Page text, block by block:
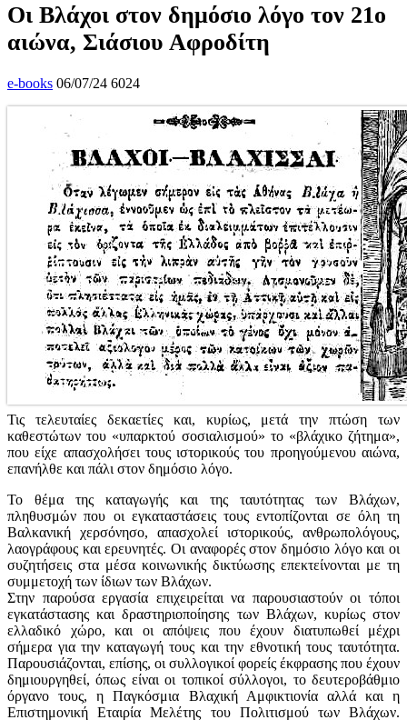
Οι Βλάχοι στον δημόσιο λόγο τον 21ο
αιώνα, Σιάσιου Αφροδίτη
e-books 06/07/24 6024
Τις τελευταίες δεκαετίες και, κυρίως, μετά την πτώση των
καθεστώτων του «υπαρκτού σοσιαλισμού» το «βλάχικο ζήτημα»,
που είχε απασχολήσει τους ιστορικούς του προηγούμενου αιώνα,
επανήλθε και πάλι στον δημόσιο λόγο.
Το θέμα της καταγωγής και της ταυτότητας των Βλάχων,
πληθυσμών που οι εγκαταστάσεις τους εντοπίζονται σε όλη τη
Βαλκανική χερσόνησο, απασχολεί ιστορικούς, ανθρωπολόγους,
λαογράφους και ερευνητές. Οι αναφορές στον δημόσιο λόγο και οι
συζητήσεις στα μέσα κοινωνικής δικτύωσης επεκτείνονται με τη
συμμετοχή των ίδιων των Βλάχων.
Στην παρούσα εργασία επιχειρείται να παρουσιαστούν οι τόποι
εγκατάστασης και δραστηριοποίησης των Βλάχων, κυρίως στον
ελλαδικό χώρο, και οι απόψεις που έχουν διατυπωθεί μέχρι
σήμερα για την καταγωγή τους και την εθνοτική τους ταυτότητα.
Παρουσιάζονται, επίσης, οι συλλογικοί φορείς έκφρασης που έχουν
δημιουργηθεί, όπως είναι οι τοπικοί σύλλογοι, το δευτεροβάθμιο
όργανο τους, η Παγκόσμια Βλαχική Αμφικτιονία αλλά και η
Επιστημονική Εταιρία Μελέτης του Πολιτισμού των Βλάχων.